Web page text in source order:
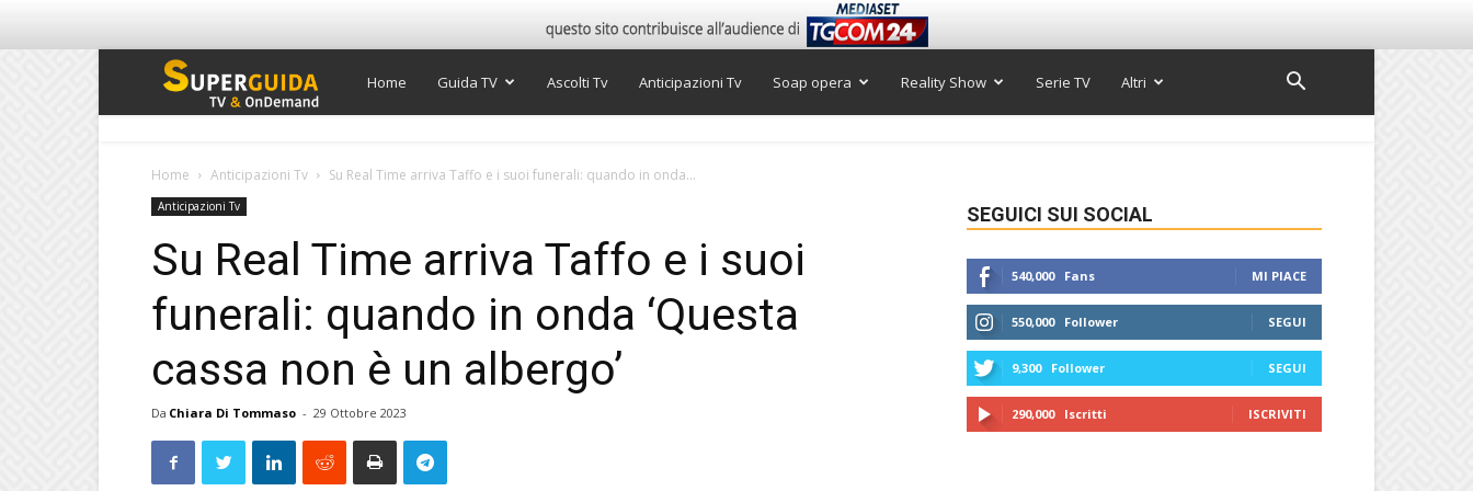
Super
Home Guida TV Ascolti Tv Anticipazioni Tv Soap opera Reality Show Serie TV Altri
Home Anticipazioni Tv Su Real Time arriva Taffo e i suoi funerali: quando in onda...
Anticipazioni Tv
Su Real Time arriva Taffo e i suoi
funerali: quando in onda ‘Questa
cassa non è un albergo’
Da Chiara Di Tommaso - 29 Ottobre 2023
SEGUICI SUI SOCIAL
540,000 Fans MI PIACE
550,000 Follower SEGUI
9,300 Follower SEGUI
290,000 Iscritti ISCRIVITI